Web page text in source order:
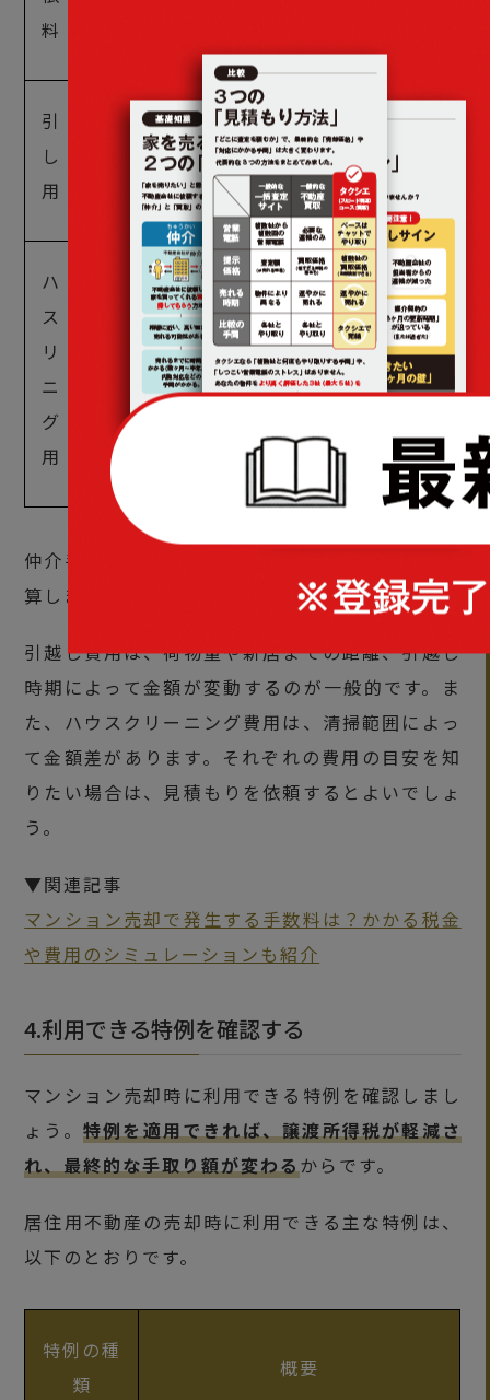
料
引越
し費
用
新居への引越しを
業者に依頼する場
合にかかる費用
6.5万～数十
万円
ハウ
スク
リー
ニン
グ費
用
売却するマンショ
ンの清掃を清掃業
者に依頼する場合
にかかる費用
2万〜10万
円
仲介手数料の目安額は、売却見込み額をもとに計
算します。
引越し費用は、荷物量や新居までの距離、引越し
時期によって金額が変動するのが一般的です。ま
た、ハウスクリーニング費用は、清掃範囲によっ
て金額差があります。それぞれの費用の目安を知
りたい場合は、見積もりを依頼するとよいでしょ
う。
▼関連記事
マンション売却で発生する手数料は？かかる税金
や費用のシミュレーションも紹介
4.利用できる特例を確認する
マンション売却時に利用できる特例を確認しまし
ょう。 特例を適用できれば、譲渡所得税が軽減さ
れ、最終的な手取り額が変わるからです。
居住用不動産の売却時に利用できる主な特例は、
以下のとおりです。
特例の種
類
概要